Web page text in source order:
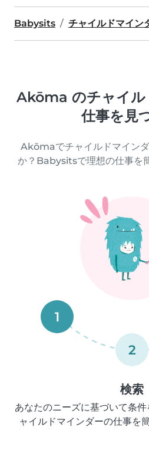
Babysits チャイルドマイン
Akōma のチャイル
仕事を見
Akōmaでチャイルドマイン
か？Babysitsで理想の仕事を
1
2
検索
あなたのニーズに基づいて条
ャイルドマインダーの仕事を